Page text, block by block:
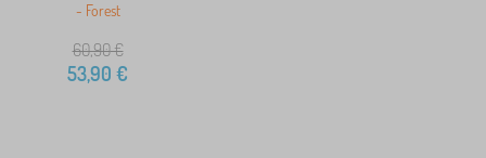
- Forest
60,90€
53,90 €